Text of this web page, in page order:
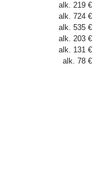
alk. 219 €
alk. 724 €
alk. 535 €
alk. 203 €
alk. 131 €
alk. 78 €